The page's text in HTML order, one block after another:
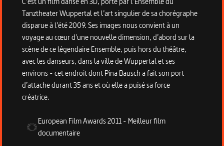
Tanztheater Wuppertal et l’art singulier de sa chorégraphe
disparue à l’été 2009. Ses images nous convient à un
voyage au cœur d'une nouvelle dimension, d’abord sur la
scène de ce légendaire Ensemble, puis hors du théâtre,
avec les danseurs, dans la ville de Wuppertal et ses
environs - cet endroit dont Pina Bausch a fait son port
d’attache durant 35 ans et où elle a puisé sa force
créatrice.
European Film Awards2011- Meilleur film
documentaire